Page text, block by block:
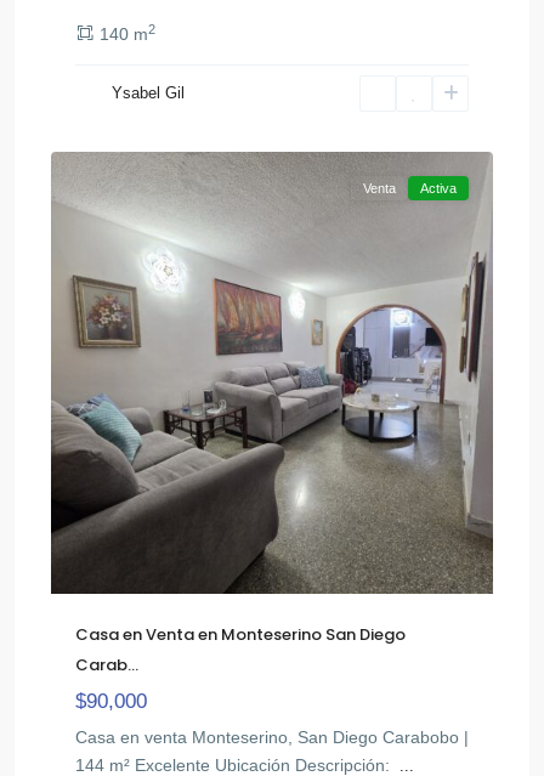
140 m2
Ysabel Gil
Venta Activa
Casa en Venta en Monteserino San Diego
Carab...
$90,000
Casa en venta Monteserino, San Diego Carabobo |
144 m² Excelente Ubicación ​Descripción: ​ ...